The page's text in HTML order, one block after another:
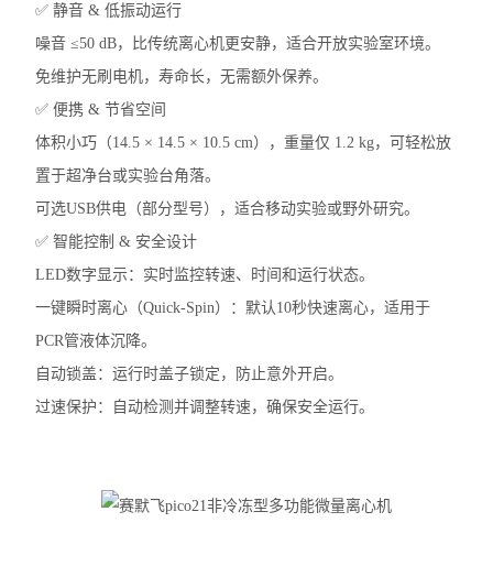
混匀仪热盖
赛默飞ST8R冷冻离心机
赛默飞Pico21微量离心机
赛默飞Pico17微量离心机
艾本德5810R冷冻离心机
艾本德ThermoMixer C混匀仪
赛默飞Micro17R冷冻离心机
赛默飞Fresco21冷冻离心机
✅ 静音 & 低振动运行
噪音 ≤50 dB，比传统离心机更安静，适合开放实验室环境。
免维护无刷电机，寿命长，无需额外保养。
✅ 便携 & 节省空间
体积小巧（14.5 × 14.5 × 10.5 cm），重量仅 1.2 kg，可轻松放
置于超净台或实验台角落。
可选USB供电（部分型号），适合移动实验或野外研究。
✅ 智能控制 & 安全设计
LED数字显示：实时监控转速、时间和运行状态。
一键瞬时离心（Quick-Spin）：默认10秒快速离心，适用于
PCR管液体沉降。
自动锁盖：运行时盖子锁定，防止意外开启。
过速保护：自动检测并调整转速，确保安全运行。